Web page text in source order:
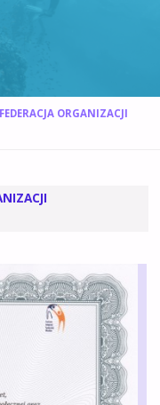
ORGANIZACJI